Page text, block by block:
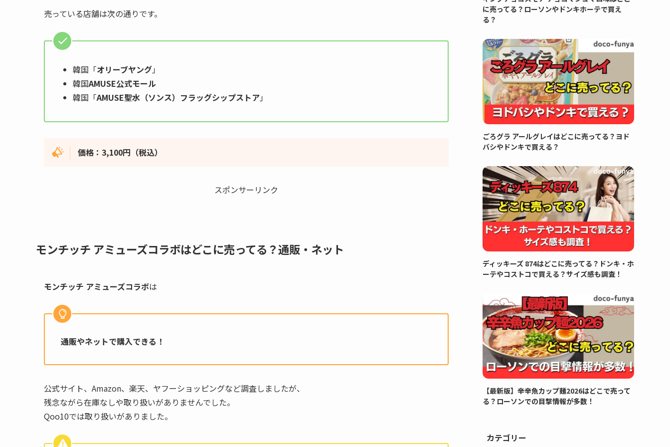
売っている店舗は次の通りです。
韓国「オリーブヤング」
韓国AMUSE公式モール
韓国「AMUSE聖水（ソンス）フラッグシップストア」
価格：3,100円（税込）
スポンサーリンク
モンチッチ アミューズコラボはどこに売ってる？通販・ネット
モンチッチ アミューズコラボは
通販やネットで購入できる！
公式サイト、Amazon、楽天、ヤフーショッピングなど調査しましたが、
残念ながら在庫なしや取り扱いがありませんでした。
Qoo10では取り扱いがありました。
に売ってる？ローソンやドンキホーテで買え
る？
ごろグラ アールグレイはどこに売ってる？ヨド
バシやドンキで買える？
ディッキーズ 874はどこに売ってる？ドンキ・ホ
ーテやコストコで買える？サイズ感も調査！
【最新版】辛辛魚カップ麺2026はどこで売って
る？ローソンでの目撃情報が多数！
カテゴリー